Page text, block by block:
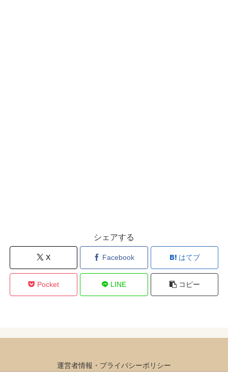
シェアする
X Facebook はてブ
Pocket LINE コピー
運営者情報・プライバシーポリシー